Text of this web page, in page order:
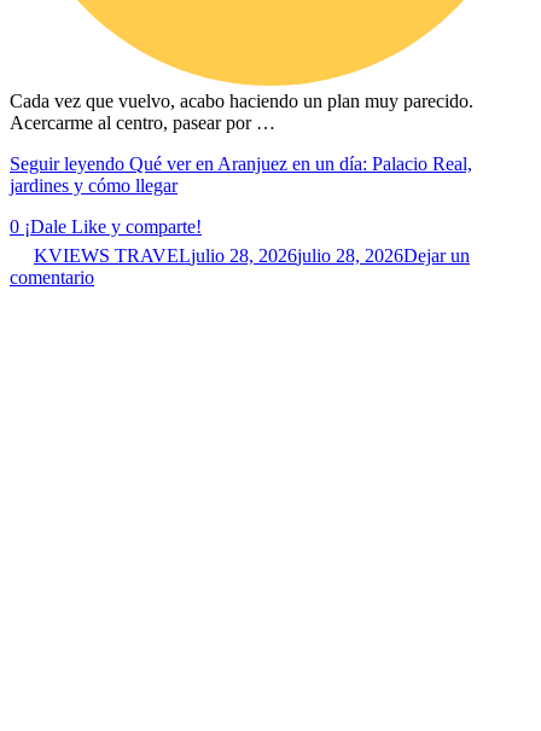
Cada vez que vuelvo, acabo haciendo un plan muy parecido.
Acercarme al centro, pasear por …
Seguir leyendo Qué ver en Aranjuez en un día: Palacio Real,
jardines y cómo llegar
0 ¡Dale Like y comparte!
KVIEWS TRAVELjulio 28, 2026julio 28, 2026Dejar un
comentario